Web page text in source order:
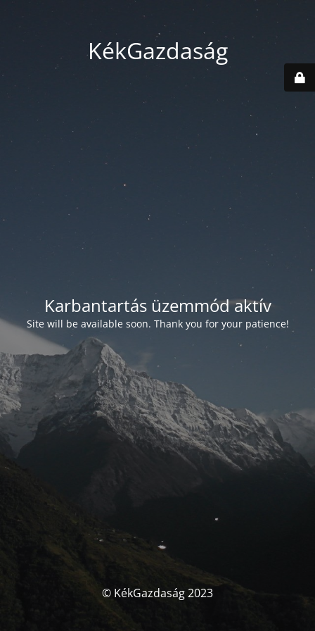
KékGazdaság
Karbantartás üzemmód aktív
Site will be available soon. Thank you for your patience!
© KékGazdaság 2023